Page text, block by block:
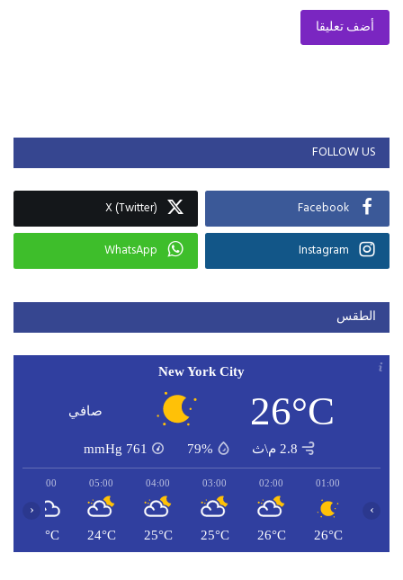
أضف تعليقا
FOLLOW US
Facebook
X (Twitter)
Instagram
WhatsApp
الطقس
New York City
26°C صافي
2.8 م\ث 79%
761
mmHg
01:00
26°C
02:00
26°C
03:00
25°C
04:00
25°C
05:00
24°C
06:00
24°C
‹ ›